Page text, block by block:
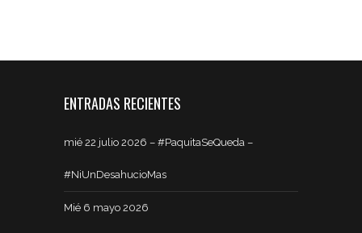
ENTRADAS RECIENTES
mié 22 julio 2026 – #PaquitaSeQueda –
#NiUnDesahucioMas
Mié 6 mayo 2026